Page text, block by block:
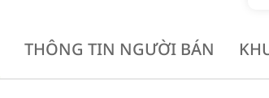
THÔNG TIN NGƯỜI BÁN